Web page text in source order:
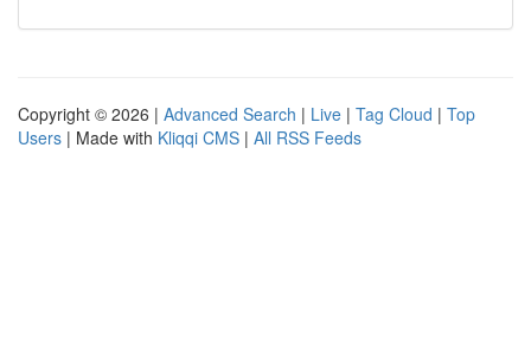
Copyright © 2026 | Advanced Search | Live | Tag Cloud | Top
Users | Made with Kliqqi CMS | All RSS Feeds